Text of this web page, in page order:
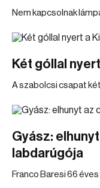
Nem kapcsolnak
Két góllal
A szabolcsi csapat
Gyász:
labdarúgója
Franco Baresi 66 éves